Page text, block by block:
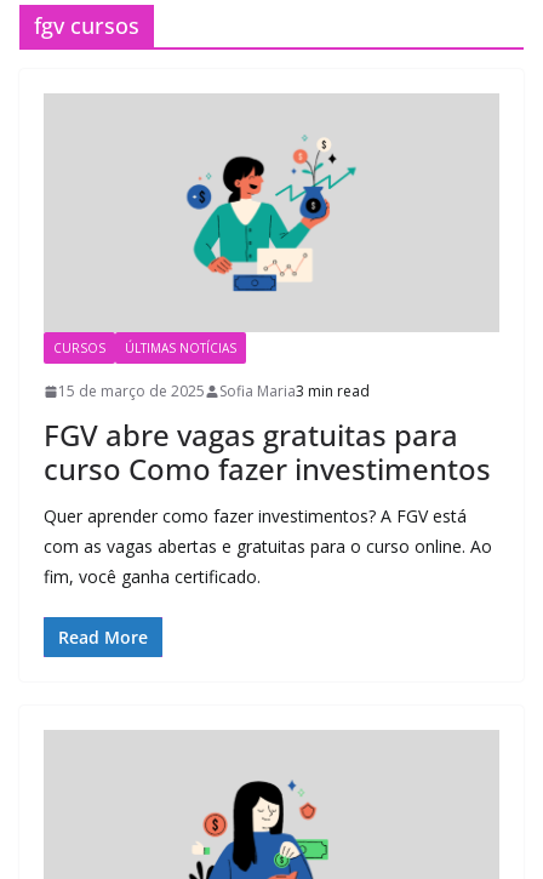
fgv cursos
CURSOS ÚLTIMAS NOTÍCIAS
15 de março de 2025 Sofia Maria3 min read
FGV abre vagas gratuitas para
curso Como fazer investimentos
Quer aprender como fazer investimentos? A FGV está
com as vagas abertas e gratuitas para o curso online. Ao
fim, você ganha certificado.
Read More